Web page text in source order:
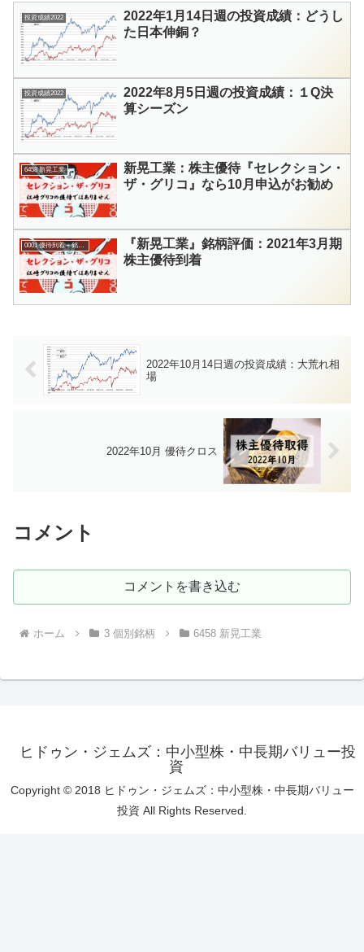
投資成績2022
2022年1月14日週の投資成績：どうし
た日本伸銅？
投資成績2022
2022年8月5日週の投資成績：１Q決
算シーズン
6458 新晃工業
新晃工業：株主優待『セレクション・
ザ・グリコ』なら10月申込がお勧め
0001 優待到着＋銘柄評価
『新晃工業』銘柄評価：2021年3月期
株主優待到着
2022年10月14日週の投資成績：大荒れ相
場
2022年10月 優待クロス
コメント
コメントを書き込む
ホーム 3 個別銘柄 6458 新晃工業
ヒドゥン・ジェムズ：中小型株・中長期バリュー投
資
Copyright © 2018 ヒドゥン・ジェムズ：中小型株・中長期バリュー
投資 All Rights Reserved.